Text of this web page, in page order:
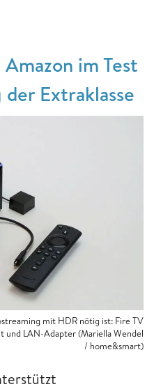
im Test
Extraklasse
mit HDR nötig ist: Fire TV
und LAN-Adapter (Mariella Wendel
/ home&smart)